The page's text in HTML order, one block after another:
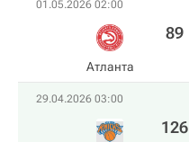
01.05.2026 02:00
Атланта
89
29.04.2026 03:00
126